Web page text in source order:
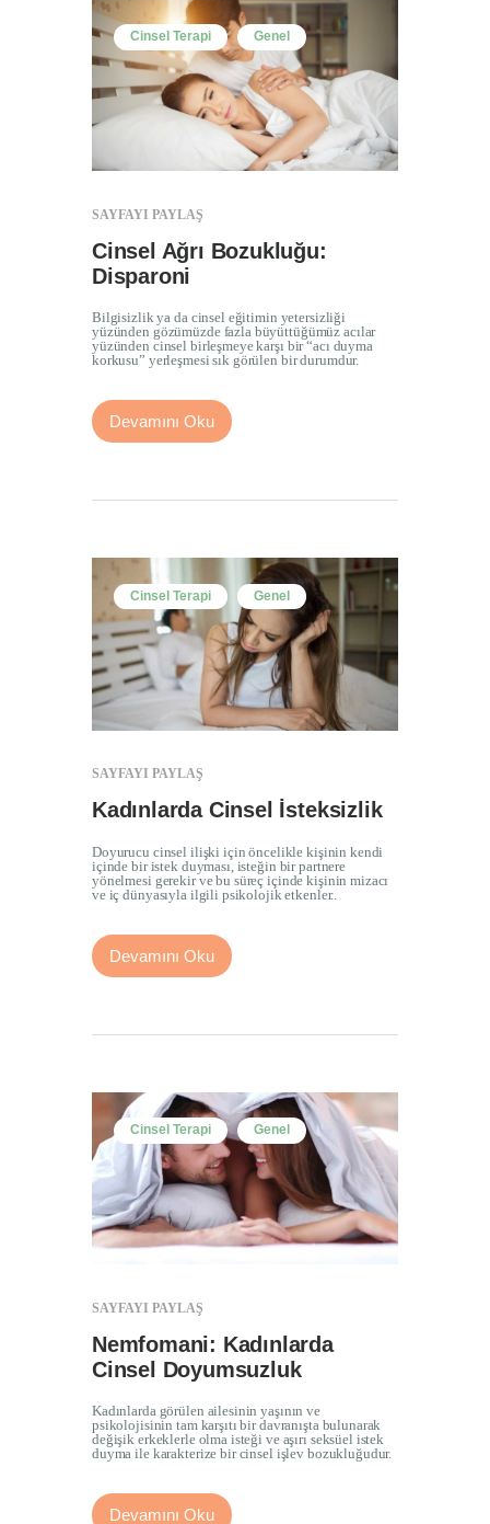
Cinsel Terapi Genel
SAYFAYI PAYLAŞ
Cinsel Ağrı Bozukluğu:
Disparoni
Bilgisizlik ya da cinsel eğitimin yetersizliği
yüzünden gözümüzde fazla büyüttüğümüz acılar
yüzünden cinsel birleşmeye karşı bir “acı duyma
korkusu” yerleşmesi sık görülen bir durumdur.
Devamını Oku
Cinsel Terapi Genel
SAYFAYI PAYLAŞ
Kadınlarda Cinsel İsteksizlik
Doyurucu cinsel ilişki için öncelikle kişinin kendi
içinde bir istek duyması, isteğin bir partnere
yönelmesi gerekir ve bu süreç içinde kişinin mizacı
ve iç dünyasıyla ilgili psikolojik etkenler..
Devamını Oku
Cinsel Terapi Genel
SAYFAYI PAYLAŞ
Nemfomani: Kadınlarda
Cinsel Doyumsuzluk
Kadınlarda görülen ailesinin yaşının ve
psikolojisinin tam karşıtı bir davranışta bulunarak
değişik erkeklerle olma isteği ve aşırı seksüel istek
duyma ile karakterize bir cinsel işlev bozukluğudur.
Devamını Oku